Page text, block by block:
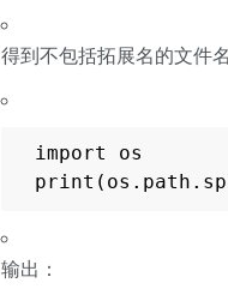
得到不包括拓展名的文件名
import os
输出：